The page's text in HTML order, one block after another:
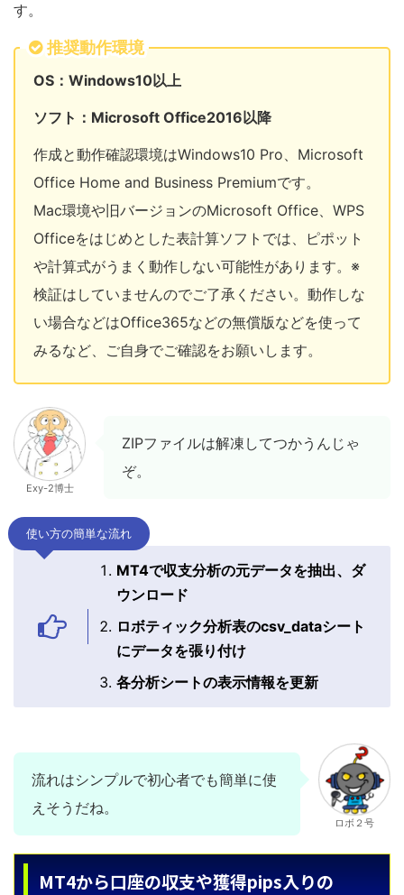
す。
推奨動作環境
OS：Windows10以上
ソフト：Microsoft Office2016以降
作成と動作確認環境はWindows10 Pro、Microsoft
Office Home and Business Premiumです。
Mac環境や旧バージョンのMicrosoft Office、WPS
Officeをはじめとした表計算ソフトでは、ピポット
や計算式がうまく動作しない可能性があります。※
検証はしていませんのでご了承ください。動作しな
い場合などはOffice365などの無償版などを使って
みるなど、ご自身でご確認をお願いします。
Exy-2博士
ZIPファイルは解凍してつかうんじゃ
ぞ。
使い方の簡単な流れ
MT4で収支分析の元データを抽出、ダ
ウンロード
ロボティック分析表のcsv_dataシート
にデータを張り付け
各分析シートの表示情報を更新
流れはシンプルで初心者でも簡単に使
えそうだね。
ロボ２号
MT4から口座の収支や獲得pips入りの